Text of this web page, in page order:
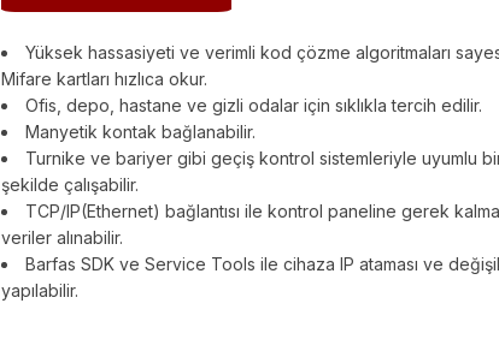
Yüksek hassasiyeti ve verimli kod çözme algoritmaları
Mifare kartları hızlıca okur.
Ofis, depo, hastane ve gizli odalar için sıklıkla tercih edilir.
Manyetik kontak bağlanabilir.
Turnike ve bariyer gibi geçiş kontrol sistemleriyle uyumlu
şekilde çalışabilir.
TCP/IP(Ethernet) bağlantısı ile kontrol paneline gerek
veriler alınabilir.
Barfas SDK ve Service Tools ile cihaza IP ataması ve
yapılabilir.